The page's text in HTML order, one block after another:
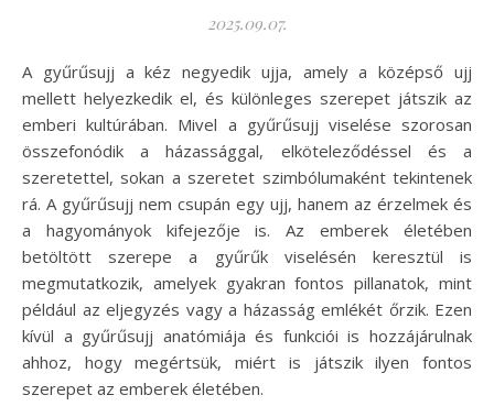
2025.09.07.
A gyűrűsujj a kéz negyedik ujja, amely a középső ujj
mellett helyezkedik el, és különleges szerepet játszik az
emberi kultúrában. Mivel a gyűrűsujj viselése szorosan
összefonódik a házassággal, elköteleződéssel és a
szeretettel, sokan a szeretet szimbólumaként tekintenek
rá. A gyűrűsujj nem csupán egy ujj, hanem az érzelmek és
a hagyományok kifejezője is. Az emberek életében
betöltött szerepe a gyűrűk viselésén keresztül is
megmutatkozik, amelyek gyakran fontos pillanatok, mint
például az eljegyzés vagy a házasság emlékét őrzik. Ezen
kívül a gyűrűsujj anatómiája és funkciói is hozzájárulnak
ahhoz, hogy megértsük, miért is játszik ilyen fontos
szerepet az emberek életében.